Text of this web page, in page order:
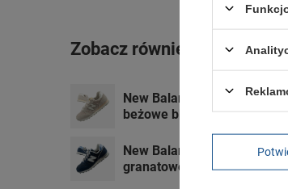
Zobacz również
New Balance 373 buty
beżowe białe
New Balance 373 buty
granatowe